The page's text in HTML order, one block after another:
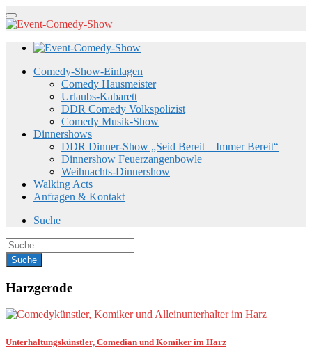
Comedy-Show-Einlagen
Comedy Hausmeister
Urlaubs-Kabarett
DDR Comedy Volkspolizist
Comedy Musik-Show
Dinnershows
DDR Dinner-Show „Seid Bereit – Immer Bereit“
Dinnershow Feuerzangenbowle
Weihnachts-Dinnershow
Walking Acts
Anfragen & Kontakt
Suche
Harzgerode
Unterhaltungskünstler, Comedian und Komiker im Harz